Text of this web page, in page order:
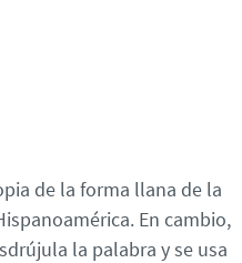
de la forma llana de la
En cambio,
la palabra y se usa